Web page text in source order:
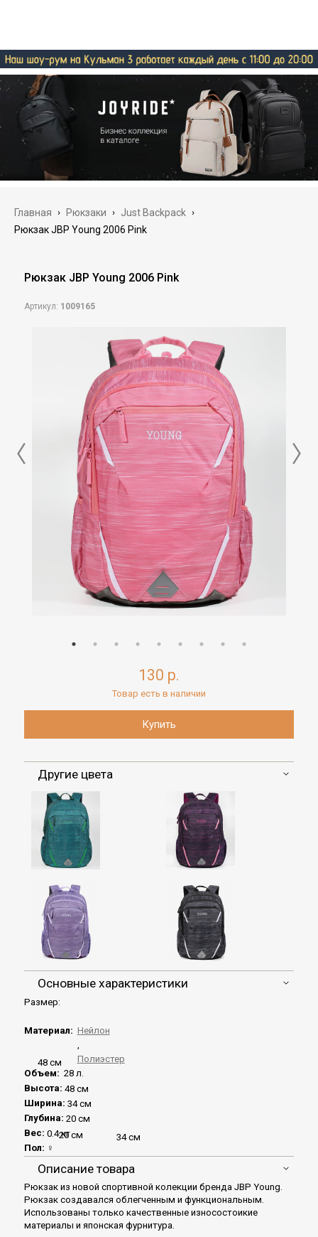
Главная › Рюкзаки › Just Backpack ›
Рюкзак JBP Young 2006 Pink
Рюкзак JBP Young 2006 Pink
Артикул: 1009165
130 р.
Товар есть в наличии
Другие цвета
Основные характеристики
48 см
20 см 34 см
Размер:
Материал: Нейлон
,
Полиэстер
Объем: 28 л.
Высота: 48 см
Ширина: 34 см
Глубина: 20 см
Вес: 0.4 кг
Пол: ♀
Описание товара
Рюкзак из новой спортивной колекции бренда JBP Young.
Рюкзак создавался облегченным и функциональным.
Использованы только качественные износостоикие
материалы и японская фурнитура.